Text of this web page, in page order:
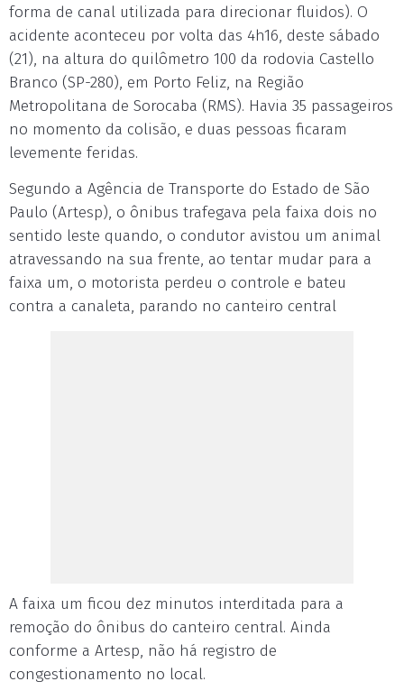
forma de canal utilizada para direcionar fluidos). O
acidente aconteceu por volta das 4h16, deste sábado
(21), na altura do quilômetro 100 da rodovia Castello
Branco (SP-280), em Porto Feliz, na Região
Metropolitana de Sorocaba (RMS). Havia 35 passageiros
no momento da colisão, e duas pessoas ficaram
levemente feridas.
Segundo a Agência de Transporte do Estado de São
Paulo (Artesp), o ônibus trafegava pela faixa dois no
sentido leste quando, o condutor avistou um animal
atravessando na sua frente, ao tentar mudar para a
faixa um, o motorista perdeu o controle e bateu
contra a canaleta, parando no canteiro central
A faixa um ficou dez minutos interditada para a
remoção do ônibus do canteiro central. Ainda
conforme a Artesp, não há registro de
congestionamento no local.